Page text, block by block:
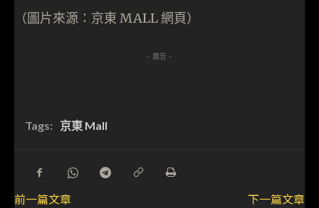
（圖片來源：京東 MALL 網頁）
- 廣告 -
Tags: 京東 Mall
前一篇文章
下一篇文章